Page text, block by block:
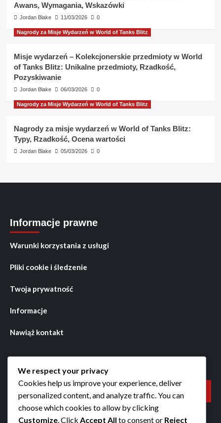
Awans, Wymagania, Wskazówki
Jordan Blake 11/03/2026 0
Nagrody za Misje Wydarzeń w World of Tanks Blitz
Misje wydarzeń – Kolekcjonerskie przedmioty w World
of Tanks Blitz: Unikalne przedmioty, Rzadkość,
Pozyskiwanie
Jordan Blake 06/03/2026 0
Nagrody za Misje Wydarzeń w World of Tanks Blitz
Nagrody za misje wydarzeń w World of Tanks Blitz:
Typy, Rzadkość, Ocena wartości
Jordan Blake 05/03/2026 0
Informacje prawne
Warunki korzystania z usługi
Pliki cookie i śledzenie
Twoja prywatność
Informacje
Nawiąż kontakt
Search
for:
We respect your privacy
Cookies help us improve your experience, deliver
personalized content, and analyze traffic. You can
choose which cookies to allow by clicking
Customize . Click Accept All to consent or Reject